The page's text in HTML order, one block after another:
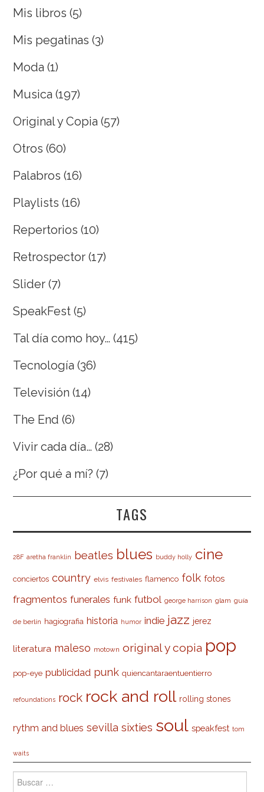
Mis libros (5)
Mis pegatinas (3)
Moda (1)
Musica (197)
Original y Copia (57)
Otros (60)
Palabros (16)
Playlists (16)
Repertorios (10)
Retrospector (17)
Slider (7)
SpeakFest (5)
Tal día como hoy… (415)
Tecnología (36)
Televisión (14)
The End (6)
Vivir cada día… (28)
¿Por qué a mí? (7)
TAGS
28F aretha franklin beatles blues buddy holly cine
conciertos country elvis festivales flamenco folk fotos
fragmentos funerales funk futbol george harrison glam guía
de berlín hagiografia historia humor indie jazz jerez
literatura maleso motown original y copia pop
pop-eye publicidad punk quiencantaraentuentierro
refoundations rock rock and roll rolling stones
rythm and blues sevilla sixties soul speakfest tom
waits
Buscar: